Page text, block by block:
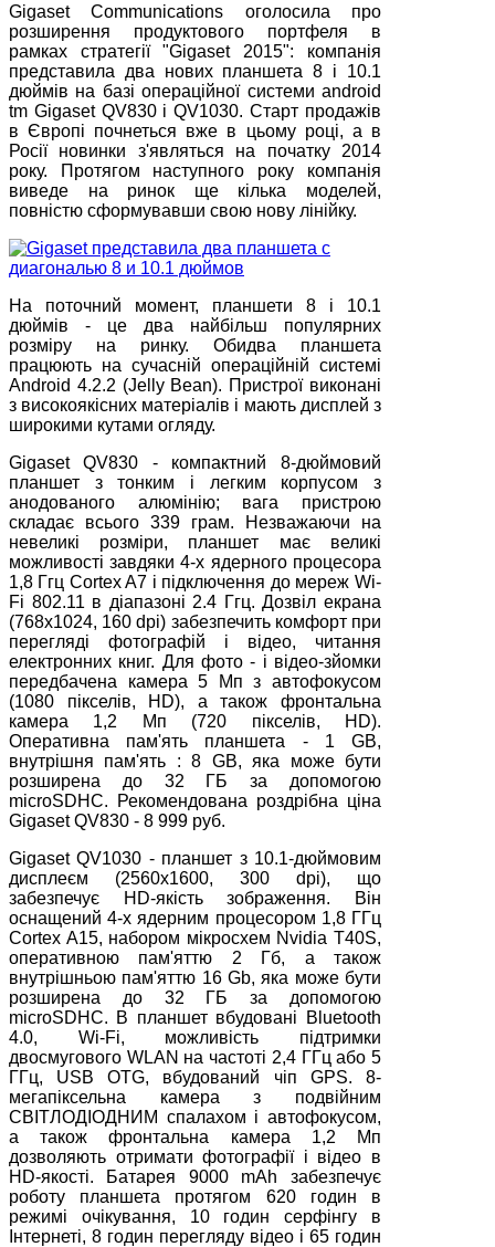
Gigaset Communications оголосила про
розширення продуктового портфеля в
рамках стратегії "Gigaset 2015": компанія
представила два нових планшета 8 і 10.1
дюймів на базі операційної системи android
tm Gigaset QV830 і QV1030. Старт продажів
в Європі почнеться вже в цьому році, а в
Росії новинки з'являться на початку 2014
року. Протягом наступного року компанія
виведе на ринок ще кілька моделей,
повністю сформувавши свою нову лінійку.
На поточний момент, планшети 8 і 10.1
дюймів - це два найбільш популярних
розміру на ринку. Обидва планшета
працюють на сучасній операційній системі
Android 4.2.2 (Jelly Bean). Пристрої виконані
з високоякісних матеріалів і мають дисплей з
широкими кутами огляду.
Gigaset QV830 - компактний 8-дюймовий
планшет з тонким і легким корпусом з
анодованого алюмінію; вага пристрою
складає всього 339 грам. Незважаючи на
невеликі розміри, планшет має великі
можливості завдяки 4-х ядерного процесора
1,8 Ггц Cortex A7 і підключення до мереж Wi-
Fi 802.11 в діапазоні 2.4 Ггц. Дозвіл екрана
(768x1024, 160 dpi) забезпечить комфорт при
перегляді фотографій і відео, читання
електронних книг. Для фото - і відео-зйомки
передбачена камера 5 Мп з автофокусом
(1080 пікселів, HD), а також фронтальна
камера 1,2 Мп (720 пікселів, HD).
Оперативна пам'ять планшета - 1 GB,
внутрішня пам'ять : 8 GB, яка може бути
розширена до 32 ГБ за допомогою
microSDHC. Рекомендована роздрібна ціна
Gigaset QV830 - 8 999 руб.
Gigaset QV1030 - планшет з 10.1-дюймовим
дисплеєм (2560x1600, 300 dpi), що
забезпечує HD-якість зображення. Він
оснащений 4-х ядерним процесором 1,8 ГГц
Cortex A15, набором мікросхем Nvidia T40S,
оперативною пам'яттю 2 Гб, а також
внутрішньою пам'яттю 16 Gb, яка може бути
розширена до 32 ГБ за допомогою
microSDHC. В планшет вбудовані Bluetooth
4.0, Wi-Fi, можливість підтримки
двосмугового WLAN на частоті 2,4 ГГц або 5
ГГц, USB OTG, вбудований чіп GPS. 8-
мегапіксельна камера з подвійним
СВІТЛОДІОДНИМ спалахом і автофокусом,
а також фронтальна камера 1,2 Мп
дозволяють отримати фотографії і відео в
HD-якості. Батарея 9000 mAh забезпечує
роботу планшета протягом 620 годин в
режимі очікування, 10 годин серфінгу в
Інтернеті, 8 годин перегляду відео і 65 годин